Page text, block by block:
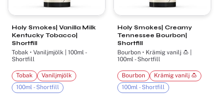
Holy Smokes| Vanilla Milk
Kentucky Tobacco|
Shortfill
Tobak • Vaniljmjölk | 100ml -
Shortfill
Tobak
Vaniljmjölk
100ml - Shortfill
Holy Smokes| Creamy
Tennessee Bourbon|
Shortfill
Bourbon • Krämig vanilj 🍮 |
100ml - Shortfill
Bourbon
Krämig vanilj 🍮
100ml - Shortfill